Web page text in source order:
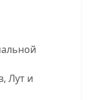
Лут и